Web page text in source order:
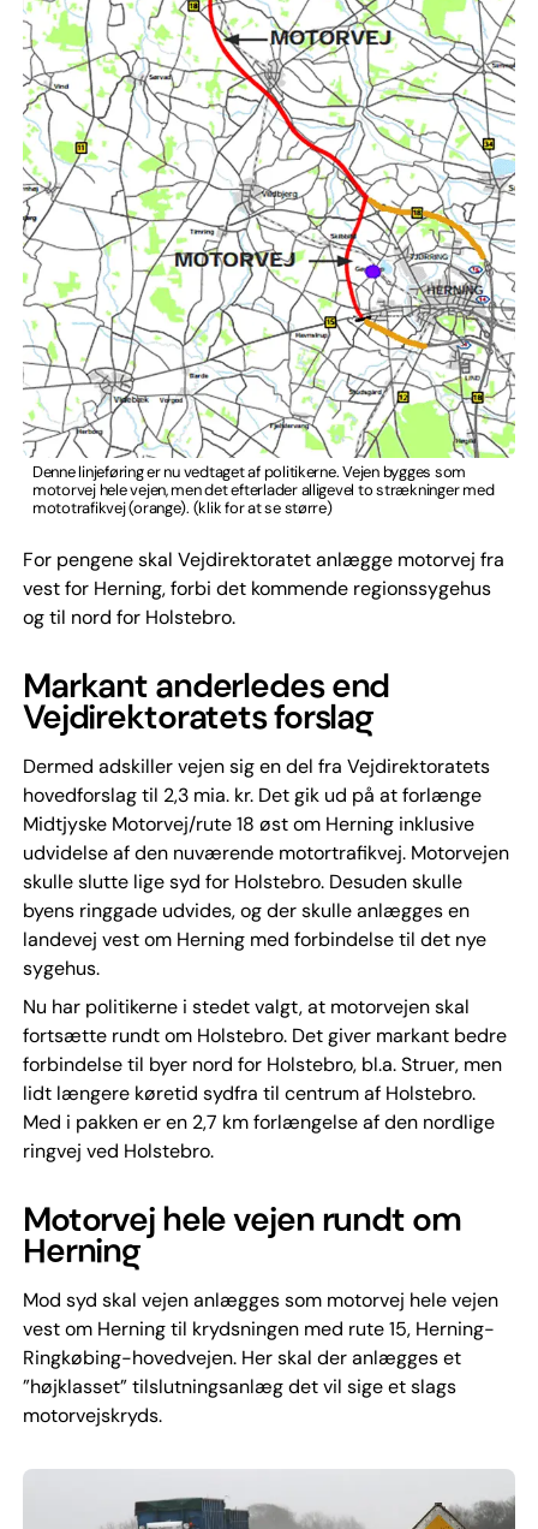
Denne linjeføring er nu vedtaget af politikerne. Vejen bygges som
motorvej hele vejen, men det efterlader alligevel to strækninger med
mototrafikvej (orange). (klik for at se større)
For pengene skal Vejdirektoratet anlægge motorvej fra
vest for Herning, forbi det kommende regionssygehus
og til nord for Holstebro.
Markant anderledes end
Vejdirektoratets forslag
Dermed adskiller vejen sig en del fra Vejdirektoratets
hovedforslag til 2,3 mia. kr. Det gik ud på at forlænge
Midtjyske Motorvej/rute 18 øst om Herning inklusive
udvidelse af den nuværende motortrafikvej. Motorvejen
skulle slutte lige syd for Holstebro. Desuden skulle
byens ringgade udvides, og der skulle anlægges en
landevej vest om Herning med forbindelse til det nye
sygehus.
Nu har politikerne i stedet valgt, at motorvejen skal
fortsætte rundt om Holstebro. Det giver markant bedre
forbindelse til byer nord for Holstebro, bl.a. Struer, men
lidt længere køretid sydfra til centrum af Holstebro.
Med i pakken er en 2,7 km forlængelse af den nordlige
ringvej ved Holstebro.
Motorvej hele vejen rundt om
Herning
Mod syd skal vejen anlægges som motorvej hele vejen
vest om Herning til krydsningen med rute 15, Herning-
Ringkøbing-hovedvejen. Her skal der anlægges et
”højklasset” tilslutningsanlæg det vil sige et slags
motorvejskryds.